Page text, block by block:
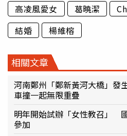
高凌風愛女 葛曉潔
結婚
楊維榕
相關文章
河南鄭州「鄭新黃河大橋」
車撞一起無限重疊
明年開始試辦「女性教召」
參加